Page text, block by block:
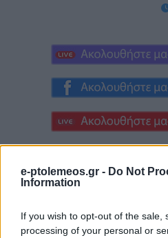
e-ptolemeos.gr - Do Not
Information
If you wish to opt-out of the sale,
processing of your personal or